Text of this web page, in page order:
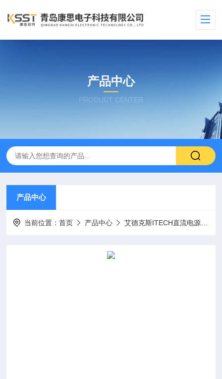
产品中心
PRODUCT CENTER
产品中心
当前位置：首页 产品中心 艾德克斯ITECH直流电源